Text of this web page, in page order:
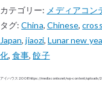
カテゴリー: メディアコン
タグ:China, Chinese,
Japan,jiaozi, Lunar new
化,食事,餃子
アイハウス 2008 https://mediaconte.net/wp-content/